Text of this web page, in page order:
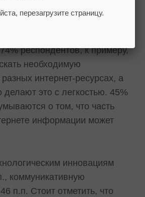
способность искать
респондентов, к примеру,
необходимую
интернет-ресурсах, а
делают это с легкостью. 45%
о том, что часть
информации может
инновациям
коммуникативную
п.п. Стоит отметить, что
перезагрузите страницу.